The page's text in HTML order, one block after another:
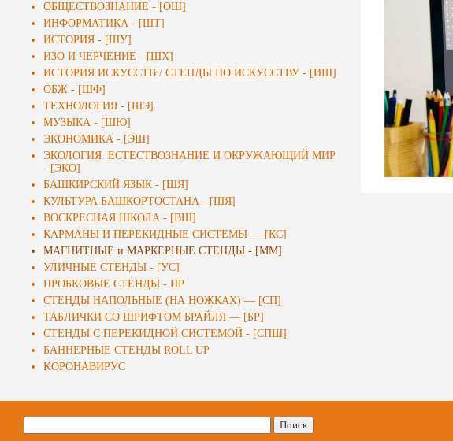
ОБЩЕСТВОЗНАНИЕ - [ОШ]
ИНФОРМАТИКА - [ШТ]
ИСТОРИЯ - [ШУ]
ИЗО И ЧЕРЧЕНИЕ - [ШХ]
ИСТОРИЯ ИСКУССТВ / СТЕНДЫ ПО ИСКУССТВУ - [ИШ]
ОБЖ - [ШФ]
ТЕХНОЛОГИЯ - [ШЭ]
МУЗЫКА - [ШЮ]
ЭКОНОМИКА - [ЭШ]
ЭКОЛОГИЯ. ЕСТЕСТВОЗНАНИЕ И ОКРУЖАЮЩИЙ МИР
- [ЭКО]
БАШКИРСКИЙ ЯЗЫК - [ШЯ]
КУЛЬТУРА БАШКОРТОСТАНА - [ШЯ]
ВОСКРЕСНАЯ ШКОЛА - [ВШ]
КАРМАНЫ И ПЕРЕКИДНЫЕ СИСТЕМЫ — [КС]
МАГНИТНЫЕ и МАРКЕРНЫЕ СТЕНДЫ - [ММ]
УЛИЧНЫЕ СТЕНДЫ - [УС]
ПРОБКОВЫЕ СТЕНДЫ - ПР
СТЕНДЫ НАПОЛЬНЫЕ (НА НОЖКАХ) — [СП]
ТАБЛИЧКИ СО ШРИФТОМ БРАЙЛЯ — [БР]
СТЕНДЫ С ПЕРЕКИДНОЙ СИСТЕМОЙ - [СПШ]
БАННЕРНЫЕ СТЕНДЫ ROLL UP
KОРОНАВИРУС